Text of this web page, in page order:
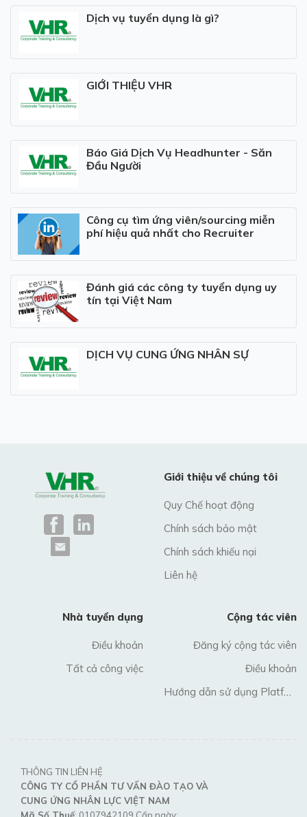
Dịch vụ tuyển dụng là gì?
GIỚI THIỆU VHR
Báo Giá Dịch Vụ Headhunter - Săn
Đầu Người
Công cụ tìm ứng viên/sourcing miễn
phí hiệu quả nhất cho Recruiter
Đánh giá các công ty tuyển dụng uy
tín tại Việt Nam
DỊCH VỤ CUNG ỨNG NHÂN SỰ
Giới thiệu về chúng tôi
Quy Chế hoạt động
Chính sách bảo mật
Chính sách khiếu nại
Liên hệ
Nhà tuyển dụng
Điều khoản
Tất cả công việc
Cộng tác viên
Đăng ký cộng tác viên
Điều khoản
Hướng dẫn sử dụng Platform
THÔNG TIN LIÊN HỆ
CÔNG TY CỔ PHẦN TƯ VẤN ĐÀO TẠO VÀ
CUNG ỨNG NHÂN LỰC VIỆT NAM